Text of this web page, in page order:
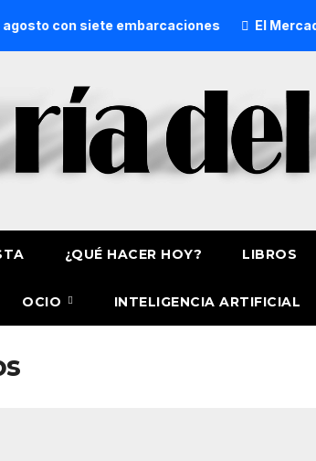
con siete embarcaciones El Mercado
¿QUÉ HACER HOY? LIBROS
OCIO INTELIGENCIA ARTIFICIAL